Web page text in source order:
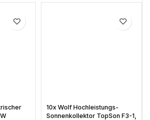
10x Wolf Hochleistungs-
Sonnenkollektor TopSon F3-1,